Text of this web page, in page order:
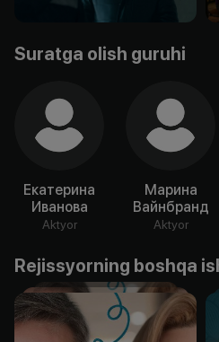
Suratga olish guruhi
Екатерина
Иванова
Aktyor
Марина
Вайнбранд
Aktyor
Rejissyorning boshqa